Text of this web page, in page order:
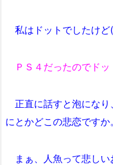
私はドットでしたけど
ＰＳ４だったのでドッ
正直に話すと泡になり
にとかどこの悲恋ですか。
まぁ、人魚って悲しい